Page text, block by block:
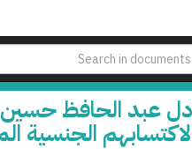
عبد الحافظ حسين
1984/9/8 وأنجاله وذلك لاكتسابهم